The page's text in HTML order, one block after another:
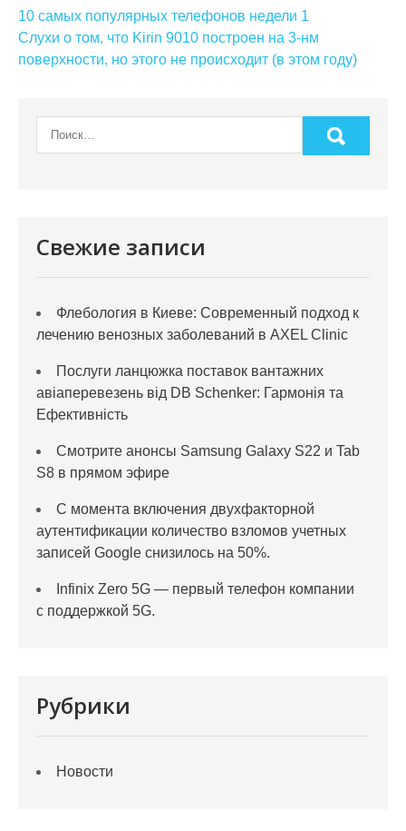
Навигация
по
записям
10 самых популярных телефонов недели 1
Слухи о том, что Kirin 9010 построен на 3-нм
поверхности, но этого не происходит (в этом году)
Свежие записи
Флебология в Киеве: Современный подход к
лечению венозных заболеваний в AXEL Clinic
Послуги ланцюжка поставок вантажних
авіаперевезень від DB Schenker: Гармонія та
Ефективність
Смотрите анонсы Samsung Galaxy S22 и Tab
S8 в прямом эфире
С момента включения двухфакторной
аутентификации количество взломов учетных
записей Google снизилось на 50%.
Infinix Zero 5G — первый телефон компании
с поддержкой 5G.
Рубрики
Новости